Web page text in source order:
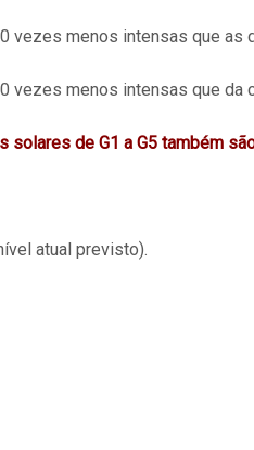
vezes menos intensas que as
vezes menos intensas que da
solares de G1 a G5 também
atual previsto).